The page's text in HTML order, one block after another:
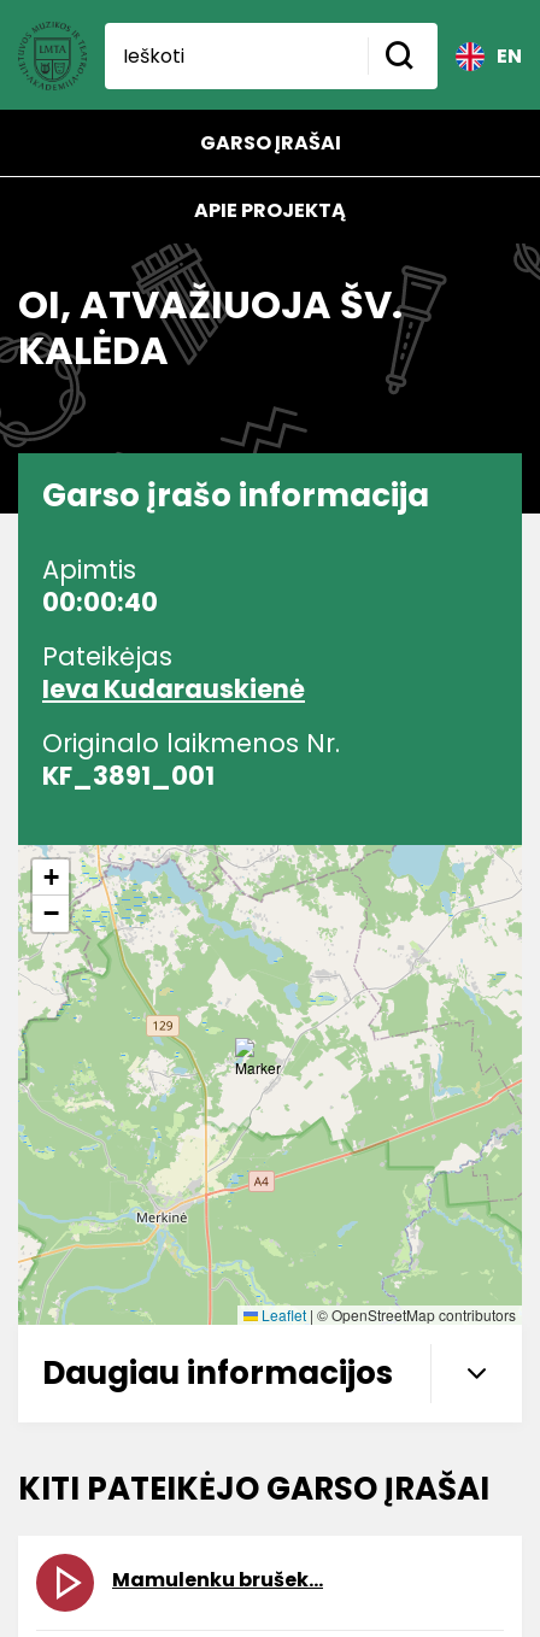
EN
GARSO ĮRAŠAI
APIE PROJEKTĄ
OI, ATVAŽIUOJA ŠV.
KALĖDA
Garso įrašo informacija
Apimtis
00:00:40
Pateikėjas
Ieva Kudarauskienė
Originalo laikmenos Nr.
KF_3891_001
+
−
Leaflet | © OpenStreetMap contributors
Daugiau informacijos
KITI PATEIKĖJO GARSO ĮRAŠAI
Mamulenku brušek…